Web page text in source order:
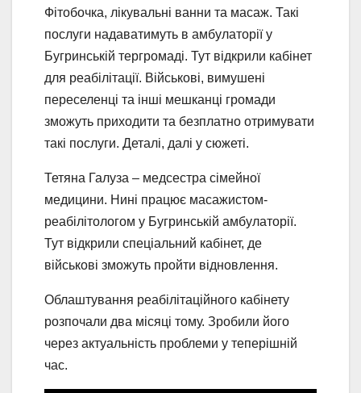
Фітобочка, лікувальні ванни та масаж. Такі
послуги надаватимуть в амбулаторії у
Бугринській тергромаді. Тут відкрили кабінет
для реабілітації. Військові, вимушені
переселенці та інші мешканці громади
зможуть приходити та безплатно отримувати
такі послуги. Деталі, далі у сюжеті.
Тетяна Галуза – медсестра сімейної
медицини. Нині працює масажистом-
реабілітологом у Бугринській амбулаторії.
Тут відкрили спеціальний кабінет, де
військові зможуть пройти відновлення.
Облаштування реабілітаційного кабінету
розпочали два місяці тому. Зробили його
через актуальність проблеми у теперішній
час.